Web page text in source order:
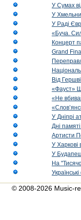
У Сумах
У
У Раді
«Буча.
Концерт
Grand
Від
«Фауст»
«Не
У Дніпрі
Дні
Артисти
У Харкові
У
На
© 2008-2026 Music-